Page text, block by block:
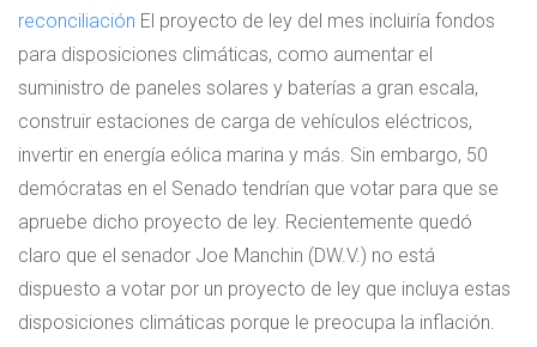
reconciliación El proyecto de ley del mes incluiría fondos
para disposiciones climáticas, como aumentar el
suministro de paneles solares y baterías a gran escala,
construir estaciones de carga de vehículos eléctricos,
invertir en energía eólica marina y más. Sin embargo, 50
demócratas en el Senado tendrían que votar para que se
apruebe dicho proyecto de ley. Recientemente quedó
claro que el senador Joe Manchin (DW.V.) no está
dispuesto a votar por un proyecto de ley que incluya estas
disposiciones climáticas porque le preocupa la inflación.